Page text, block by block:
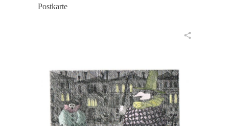
Postkarte